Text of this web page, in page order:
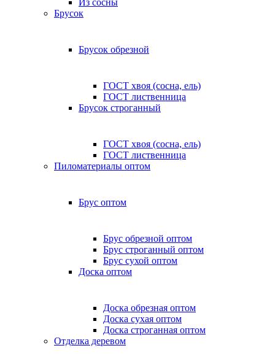
Из сосны
Брусок
Брусок обрезной
ГОСТ хвоя (сосна, ель)
ГОСТ лиственница
Брусок строганный
ГОСТ хвоя (сосна, ель)
ГОСТ лиственница
Пиломатериалы оптом
Брус оптом
Брус обрезной оптом
Брус строганный оптом
Брус сухой оптом
Доска оптом
Доска обрезная оптом
Доска сухая оптом
Доска строганная оптом
Отделка деревом